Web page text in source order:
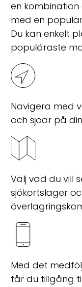
en kombination
med en
Du kan enkelt
populäraste
Navigera med
och sjöar på
Välj vad du vill
sjökortslager
Med det
får du tillgång